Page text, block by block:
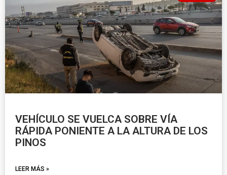
VEHÍCULO SE VUELCA SOBRE VÍA
RÁPIDA PONIENTE A LA ALTURA DE LOS
PINOS
LEER MÁS »